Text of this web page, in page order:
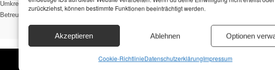
zurückziehst, können bestimmte Funktionen beeinträchtigt werden.
Akzeptieren Ablehnen Optionen
Cookie-RichtlinieDatenschutzerklärungImpressum
Umkreis von200KM um diese Metropolen. So garantieren wir kurze Wege und eine persönliche
Betreuung.
ZUM ANKAUF FORMULAR »